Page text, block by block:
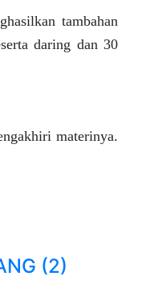
tambahan
daring dan 30
materinya.
(2)